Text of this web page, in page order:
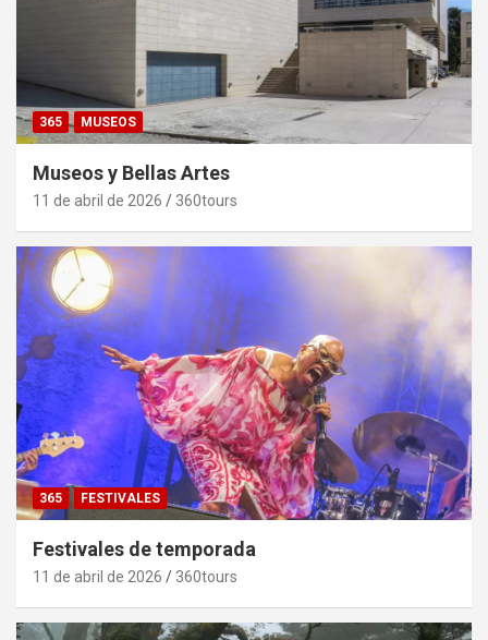
365 MUSEOS
Museos y Bellas Artes
11 de abril de 2026 360tours
365 FESTIVALES
Festivales de temporada
11 de abril de 2026 360tours